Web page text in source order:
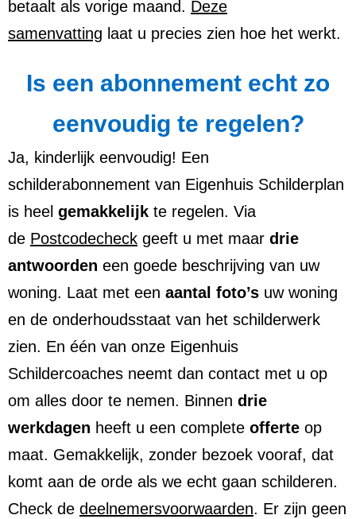
betaalt als vorige maand. Deze
samenvatting laat u precies zien hoe het werkt.
Is een abonnement echt zo
eenvoudig te regelen?
Ja, kinderlijk eenvoudig! Een
schilderabonnement van Eigenhuis Schilderplan
is heel gemakkelijk te regelen. Via
de Postcodecheck geeft u met maar drie
antwoorden een goede beschrijving van uw
woning. Laat met een aantal foto’s uw woning
en de onderhoudsstaat van het schilderwerk
zien. En één van onze Eigenhuis
Schildercoaches neemt dan contact met u op
om alles door te nemen. Binnen drie
werkdagen heeft u een complete offerte op
maat. Gemakkelijk, zonder bezoek vooraf, dat
komt aan de orde als we echt gaan schilderen.
Check de deelnemersvoorwaarden. Er zijn geen